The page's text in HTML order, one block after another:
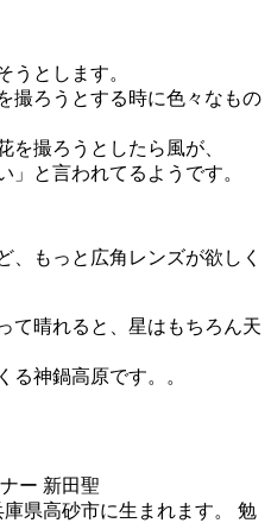
うとします。
撮ろうとする時に色々なもの
を撮ろうとしたら風が、
」と言われてるようです。
、もっと広角レンズが欲しく
て晴れると、星はもちろん天
る神鍋高原です。。
ー 新田聖
庫県高砂市に生まれます。 勉